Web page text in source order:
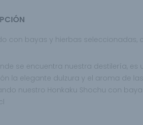
con bayas y hierbas seleccionadas,
se encuentra nuestra destilería,
la elegante dulzura y el aroma de
nuestro Honkaku Shochu con